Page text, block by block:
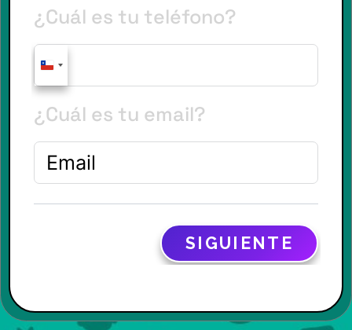
¿Cuál es tu teléfono?
C
H
I
L
E
+
¿Cuál es tu email?
SIGUIENTE